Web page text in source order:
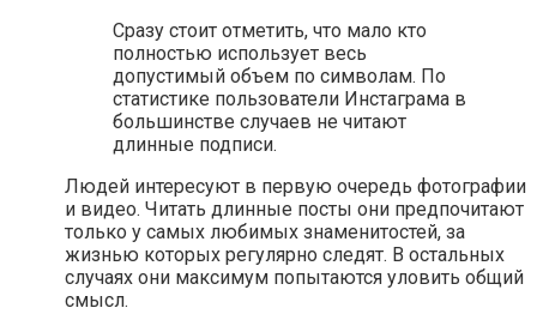
Сразу стоит отметить, что мало кто
полностью использует весь
допустимый объем по символам. По
статистике пользователи Инстаграма в
большинстве случаев не читают
длинные подписи.
Людей интересуют в первую очередь фотографии
и видео. Читать длинные посты они предпочитают
только у самых любимых знаменитостей, за
жизнью которых регулярно следят. В остальных
случаях они максимум попытаются уловить общий
смысл.